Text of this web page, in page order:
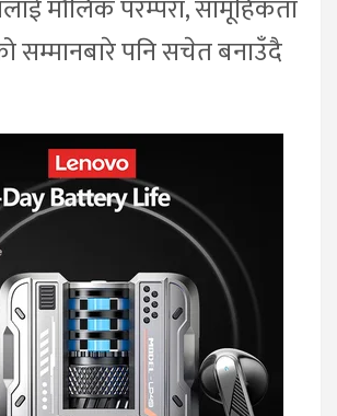
मौलिक परम्परा, सामूहिकता
सम्मानबारे पनि सचेत बनाउँदै